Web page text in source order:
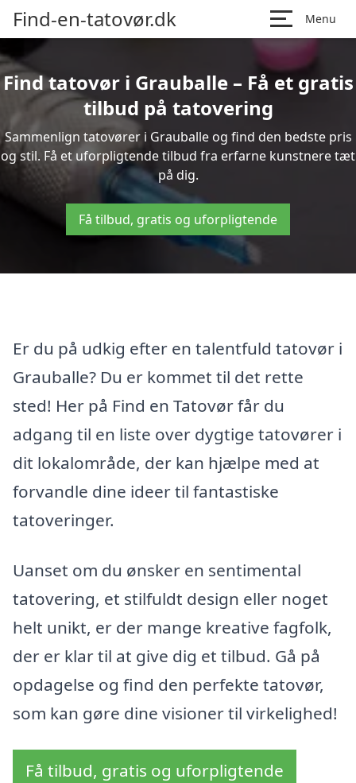
Find-en-tatovør.dk Menu
Find tatovør i Grauballe – Få et gratis
tilbud på tatovering
Sammenlign tatovører i Grauballe og find den bedste pris
og stil. Få et uforpligtende tilbud fra erfarne kunstnere tæt
på dig.
Få tilbud, gratis og uforpligtende
Er du på udkig efter en talentfuld tatovør i
Grauballe? Du er kommet til det rette
sted! Her på Find en Tatovør får du
adgang til en liste over dygtige tatovører i
dit lokalområde, der kan hjælpe med at
forvandle dine ideer til fantastiske
tatoveringer.
Uanset om du ønsker en sentimental
tatovering, et stilfuldt design eller noget
helt unikt, er der mange kreative fagfolk,
der er klar til at give dig et tilbud. Gå på
opdagelse og find den perfekte tatovør,
som kan gøre dine visioner til virkelighed!
Få tilbud, gratis og uforpligtende